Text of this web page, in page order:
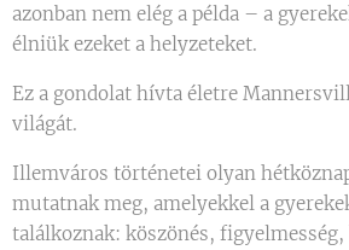
azonban nem elég a példa – a
élniük ezeket a helyzeteket.
Ez a gondolat hívta életre
világát.
Illemváros történetei olyan
mutatnak meg, amelyekkel a
találkoznak: köszönés,